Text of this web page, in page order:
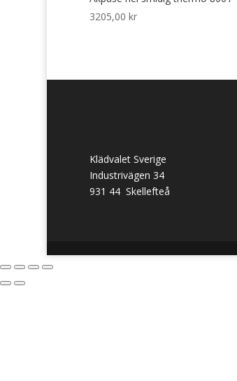
3205,00 kr
Klädvalet Sverige
Industrivägen 34
931 44 Skellefteå